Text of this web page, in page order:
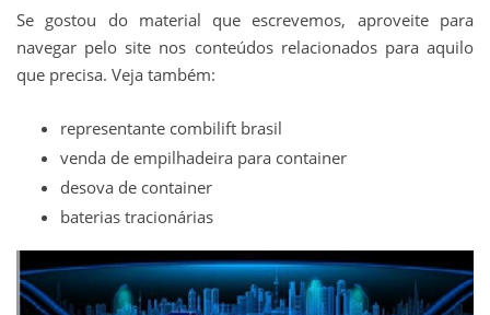
Se gostou do material que escrevemos, aproveite para
navegar pelo site nos conteúdos relacionados para aquilo
que precisa. Veja também:
representante combilift brasil
venda de empilhadeira para container
desova de container
baterias tracionárias